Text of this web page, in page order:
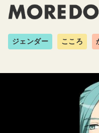
ジェンダー こころ